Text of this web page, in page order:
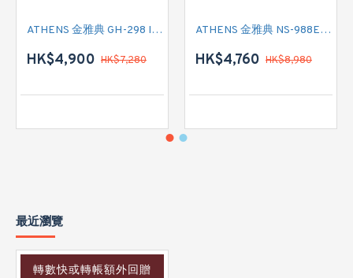
ATHENS 金雅典 GH-298 IEC 標準抽油煙機
HK$4,900 HK$7,280
ATHENS 金雅典 NS-988EH 標準抽油煙機
HK$4,760 HK$8,980
最近瀏覽
轉數快或轉帳額外回贈